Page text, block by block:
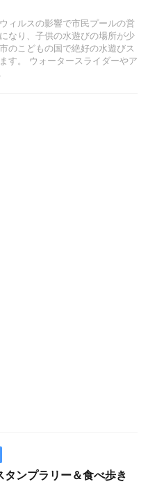
ィルスの影響で市民プールの営
なり、子供の水遊びの場所が少
のこどもの国で絶好の水遊びス
す。 ウォータースライダーやア
タンプラリー＆食べ歩き